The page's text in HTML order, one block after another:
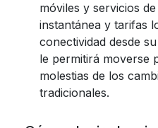
móviles y servicios
instantánea y tarifas
conectividad desde
le permitirá moverse
molestias de los
tradicionales.